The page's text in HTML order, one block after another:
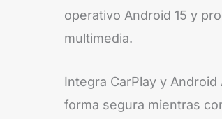
operativo Android 15 y
multimedia.
Integra CarPlay y
forma segura mientras